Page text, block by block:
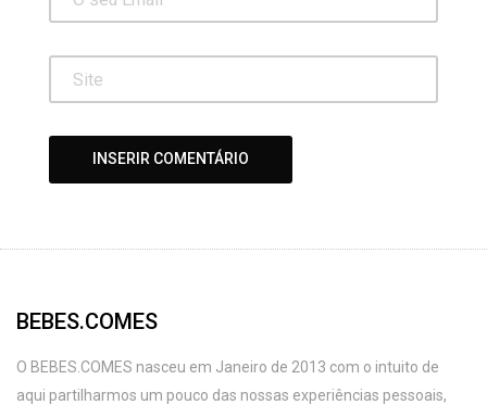
BEBES.COMES
O BEBES.COMES nasceu em Janeiro de 2013 com o intuito de
aqui partilharmos um pouco das nossas experiências pessoais,